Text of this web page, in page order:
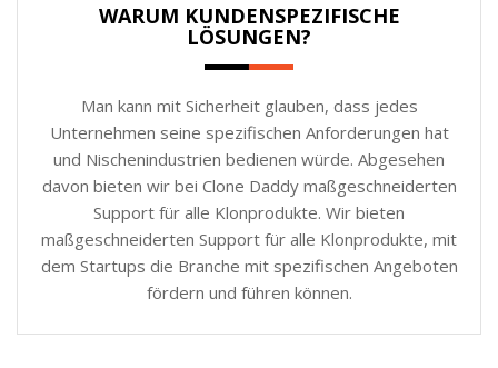
WARUM KUNDENSPEZIFISCHE
LÖSUNGEN?
Man kann mit Sicherheit glauben, dass jedes
Unternehmen seine spezifischen Anforderungen hat
und Nischenindustrien bedienen würde. Abgesehen
davon bieten wir bei Clone Daddy maßgeschneiderten
Support für alle Klonprodukte. Wir bieten
maßgeschneiderten Support für alle Klonprodukte, mit
dem Startups die Branche mit spezifischen Angeboten
fördern und führen können.